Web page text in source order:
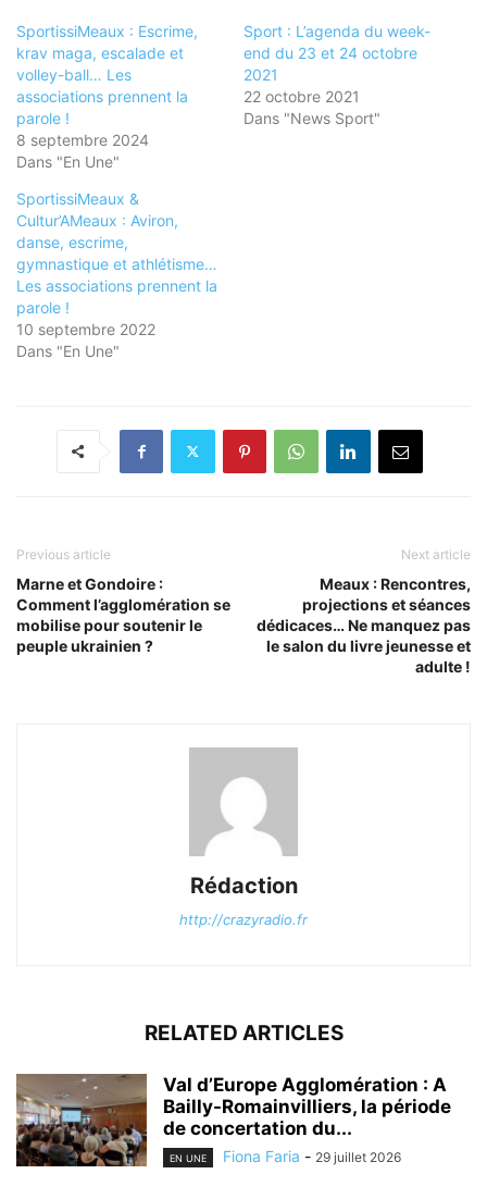
SportissiMeaux : Escrime,
krav maga, escalade et
volley-ball… Les
associations prennent la
parole !
8 septembre 2024
Dans "En Une"
Sport : L’agenda du week-
end du 23 et 24 octobre
2021
22 octobre 2021
Dans "News Sport"
SportissiMeaux &
Cultur’AMeaux : Aviron,
danse, escrime,
gymnastique et athlétisme…
Les associations prennent la
parole !
10 septembre 2022
Dans "En Une"
Previous article
Marne et Gondoire :
Comment l’agglomération se
mobilise pour soutenir le
peuple ukrainien ?
Next article
Meaux : Rencontres,
projections et séances
dédicaces… Ne manquez pas
le salon du livre jeunesse et
adulte !
Rédaction
http://crazyradio.fr
RELATED ARTICLES
Val d’Europe Agglomération : A
Bailly-Romainvilliers, la période
de concertation du...
EN UNE Fiona Faria - 29 juillet 2026